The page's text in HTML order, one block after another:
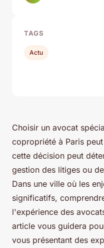
Choisir un avocat
copropriété à Paris
cette décision peut
gestion des litiges ou
Dans une ville où les
significatifs,
l'expérience des
article vous guidera
vous présentant des
TAGS
Actu